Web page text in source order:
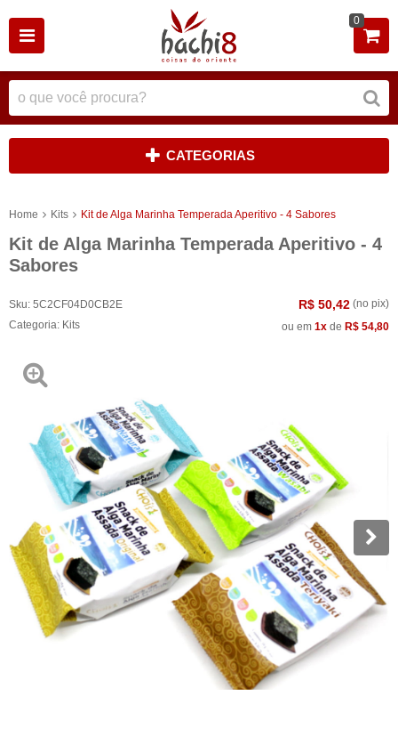
0
CATEGORIAS
Home Kits Kit de Alga Marinha Temperada Aperitivo - 4 Sabores
Kit de Alga Marinha Temperada Aperitivo - 4
Sabores
Sku: 5C2CF04D0CB2E
Categoria: Kits
R$ 50,42 (no pix)
ou em 1x de R$ 54,80